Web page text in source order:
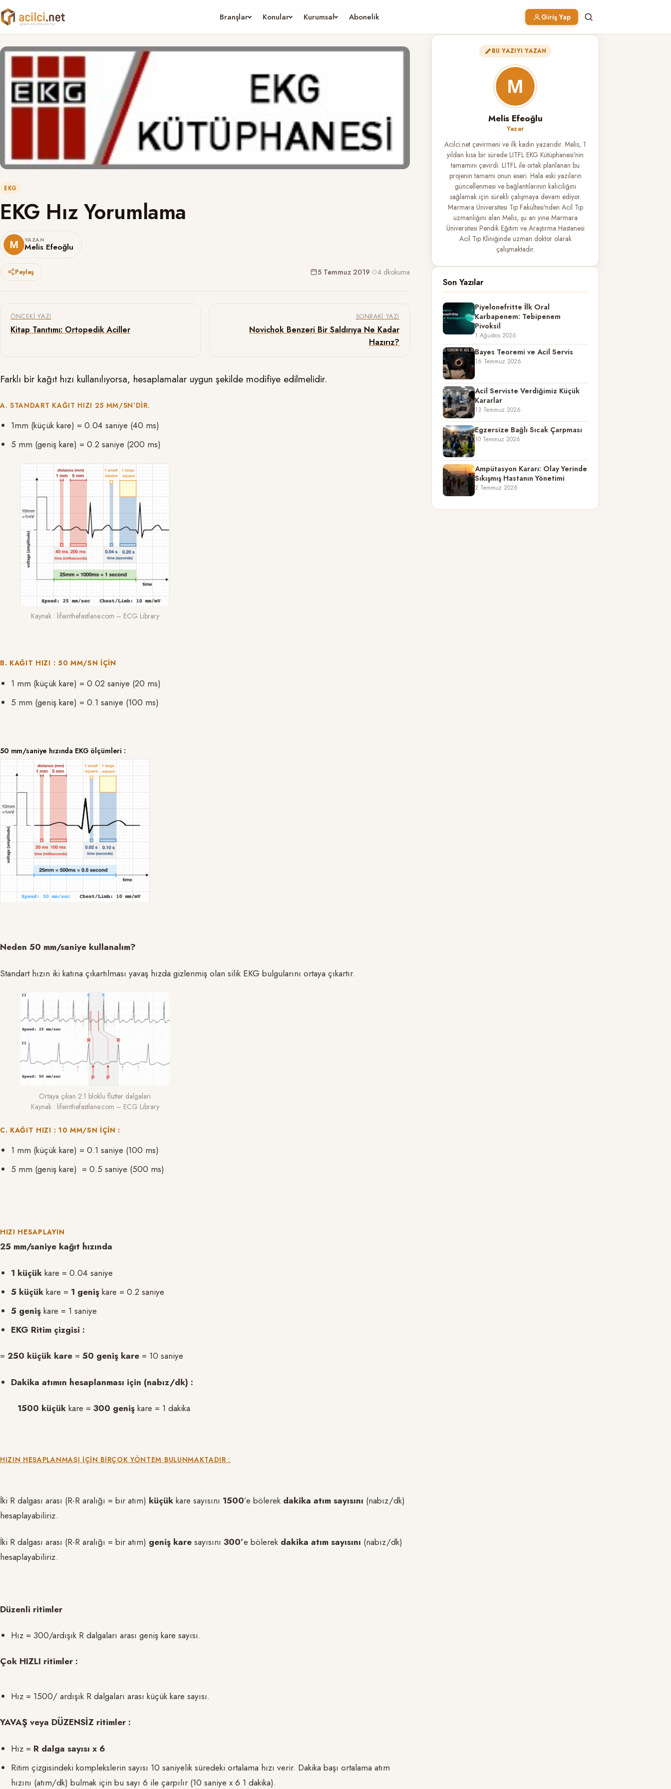
Branşlar Konular Kurumsal Abonelik Giriş Yap
EKG
EKG Hız Yorumlama
YAZAN
Melis Efeoğlu
5 Temmuz 2019· 4 dkokuma
Paylaş
Yazı gezinmesi
ÖNCEKI YAZI
Kitap Tanıtımı: Ortopedik Aciller
SONRAKI YAZI
Novichok Benzeri Bir Saldırıya Ne Kadar
Hazırız?
Farklı bir kağıt hızı kullanılıyorsa, hesaplamalar uygun şekilde modifiye edilmelidir.
A. STANDART KAĞIT HIZI 25 MM/SN’DIR.
1mm (küçük kare) = 0.04 saniye (40 ms)
5 mm (geniş kare) = 0.2 saniye (200 ms)
Kaynak : lifeinthefastlane.com – ECG Library
B. KAĞIT HIZI : 50 MM/SN IÇIN
1 mm (küçük kare) = 0.02 saniye (20 ms)
5 mm (geniş kare) = 0.1 saniye (100 ms)
50 mm/saniye hızında EKG ölçümleri :
Neden 50 mm/saniye kullanalım?
Standart hızın iki katına çıkartılması yavaş hızda gizlenmiş olan silik EKG bulgularını ortaya çıkartır.
Ortaya çıkan 2:1 bloklu flutter dalgaları
Kaynak : lifeinthefastlane.com – ECG Library
C. KAĞIT HIZI : 10 MM/SN IÇIN :
1 mm (küçük kare) = 0.1 saniye (100 ms)
5 mm (geniş kare) = 0.5 saniye (500 ms)
HIZI HESAPLAYIN
25 mm/saniye kağıt hızında
1 küçük kare = 0.04 saniye
5 küçük kare = 1 geniş kare = 0.2 saniye
5 geniş kare = 1 saniye
EKG Ritim çizgisi :
= 250 küçük kare = 50 geniş kare = 10 saniye
Dakika atımın hesaplanması için (nabız/dk) :
1500 küçük kare = 300 geniş kare = 1 dakika
HIZIN HESAPLANMASI IÇIN BIRÇOK YÖNTEM BULUNMAKTADIR :
İki R dalgası arası (R-R aralığı = bir atım) küçük kare sayısını 1500’e bölerek dakika atım sayısını (nabız/dk)
hesaplayabiliriz.
İki R dalgası arası (R-R aralığı = bir atım) geniş kare sayısını 300’e bölerek dakika atım sayısını (nabız/dk)
hesaplayabiliriz.
Düzenli ritimler
Hız = 300/ardışık R dalgaları arası geniş kare sayısı.
Çok HIZLI ritimler :
Hız = 1500/ ardışık R dalgaları arası küçük kare sayısı.
YAVAŞ veya DÜZENSİZ ritimler :
Hız = R dalga sayısı x 6
Ritim çizgisindeki komplekslerin sayısı 10 saniyelik süredeki ortalama hızı verir. Dakika başı ortalama atım
hızını (atım/dk) bulmak için bu sayı 6 ile çarpılır (10 saniye x 6 1 dakika).
BU YAZIYI YAZAN
Melis Efeoğlu
Yazar
Acilci.net çevirmeni ve ilk kadın yazarıdır. Melis, 1
yıldan kısa bir sürede LITFL EKG Kütüphanesi'nin
tamamını çevirdi. LITFL ile ortak planlanan bu
projenin tamamı onun eseri. Hala eski yazıların
güncellenmesi ve bağlantılarının kalıcılığını
sağlamak için sürekli çalışmaya devam ediyor.
Marmara Üniversitesi Tıp Fakültesi'nden Acil Tıp
uzmanlığını alan Melis, şu an yine Marmara
Üniversitesi Pendik Eğitim ve Araştırma Hastanesi
Acil Tıp Kliniğinde uzman doktor olarak
çalışmaktadır.
Son Yazılar
Piyelonefritte İlk Oral
Karbapenem: Tebipenem
Pivoksil
1 Ağustos 2026
Bayes Teoremi ve Acil Servis
16 Temmuz 2026
Acil Serviste Verdiğimiz Küçük
Kararlar
13 Temmuz 2026
Egzersize Bağlı Sıcak Çarpması
10 Temmuz 2026
Ampütasyon Kararı: Olay Yerinde
Sıkışmış Hastanın Yönetimi
2 Temmuz 2026